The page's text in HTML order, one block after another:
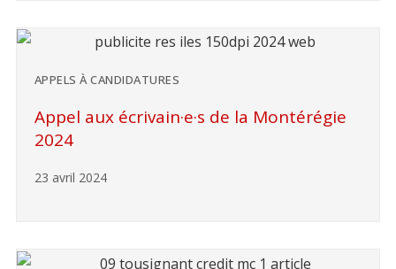
APPELS À CANDIDATURES
Appel aux écrivain·e·s de la Montérégie
2024
23 avril 2024